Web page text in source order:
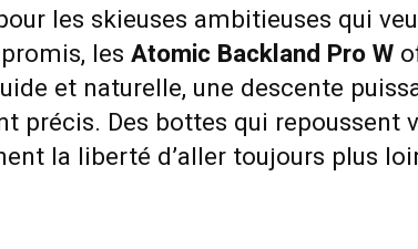
les skieuses ambitieuses qui
les Atomic Backland Pro W
et naturelle, une descente
précis. Des bottes qui repoussent
la liberté d’aller toujours plus